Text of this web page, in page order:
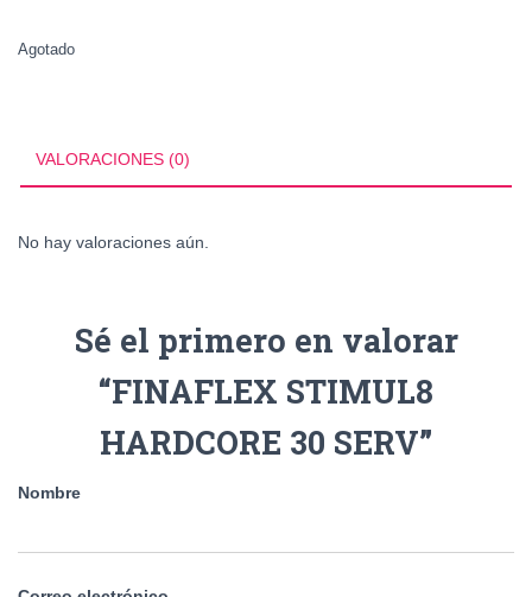
Agotado
VALORACIONES (0)
No hay valoraciones aún.
Sé el primero en valorar
“FINAFLEX STIMUL8
HARDCORE 30 SERV”
Nombre